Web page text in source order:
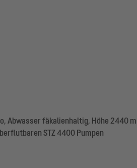
Abwasser fäkalienhaltig, Höhe 2440
STZ 4400 Pumpen